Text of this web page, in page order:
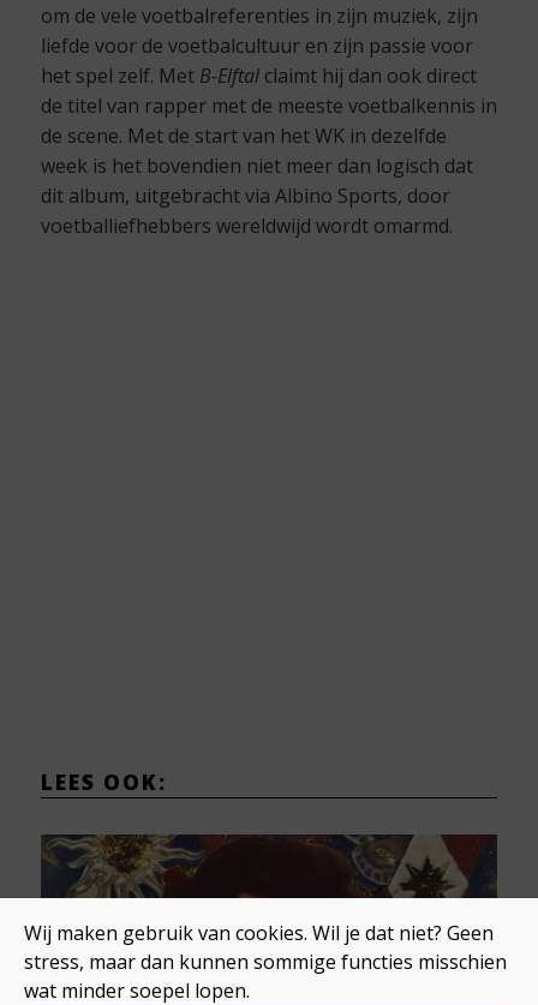
Wij maken gebruik van cookies. Wil je dat niet? Geen
stress, maar dan kunnen sommige functies misschien
wat minder soepel lopen.
om de vele voetbalreferenties in zijn muziek, zijn
liefde voor de voetbalcultuur en zijn passie voor
het spel zelf. Met B-Elftalclaimt hij dan ook direct
de titel van rapper met de meeste voetbalkennis in
de scene. Met de start van het WK in dezelfde
week is het bovendien niet meer dan logisch dat
dit album, uitgebracht via Albino Sports, door
voetballiefhebbers wereldwijd wordt omarmd.
LEES OOK: